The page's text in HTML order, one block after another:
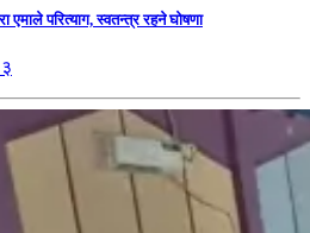
एमाले परित्याग, स्वतन्त्र रहने घोषणा